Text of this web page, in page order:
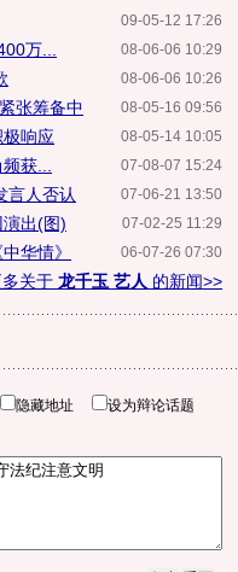
09-05-12 17:26
08-06-06 10:29
万...
08-06-06 10:26
08-05-16 09:56
张筹备中
08-05-14 10:05
响应
07-08-07 15:24
获...
07-06-21 13:50
言人否认
07-02-25 11:29
出(图)
06-07-26 07:30
华情》
关于 龙千玉 艺人 的新闻>>
隐藏地址 设为辩论话题